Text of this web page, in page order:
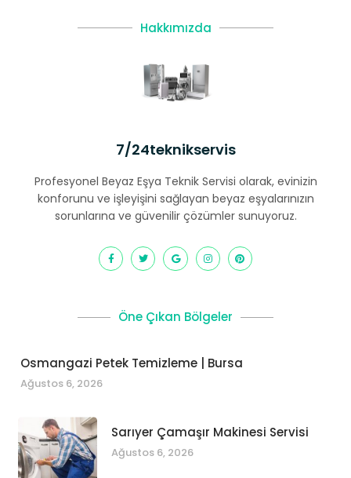
Hakkımızda
7/24teknikservis
Profesyonel Beyaz Eşya Teknik Servisi olarak, evinizin
konforunu ve işleyişini sağlayan beyaz eşyalarınızın
sorunlarına ve güvenilir çözümler sunuyoruz.
Öne Çıkan Bölgeler
Osmangazi Petek Temizleme | Bursa
Ağustos 6, 2026
Sarıyer Çamaşır Makinesi Servisi
Ağustos 6, 2026